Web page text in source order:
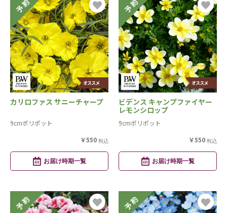
カリロファス サニーチャープ
9cmポリポット
￥550 税込
お届け時期一覧
ビデンス キャンプファイヤー
レモンシロップ
9cmポリポット
￥550 税込
お届け時期一覧